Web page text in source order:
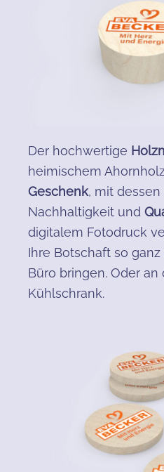
Der hochwertige
heimischem
Geschenk, mit dessen
Nachhaltigkeit und
digitalem Fotodruck
Ihre Botschaft so
Büro bringen. Oder
Kühlschrank.